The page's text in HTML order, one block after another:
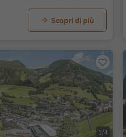
Scopri di più
1/4